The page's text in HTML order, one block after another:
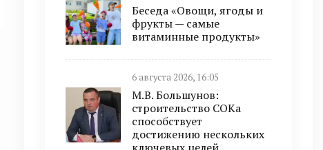
Беседа «Овощи, ягоды и
фрукты — самые
витаминные продукты»
6 августа 2026, 16:05
М.В. Большунов:
строительство СОКа
способствует
достижению нескольких